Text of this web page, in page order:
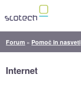
Forum » Pomoč in nasveti
Internet